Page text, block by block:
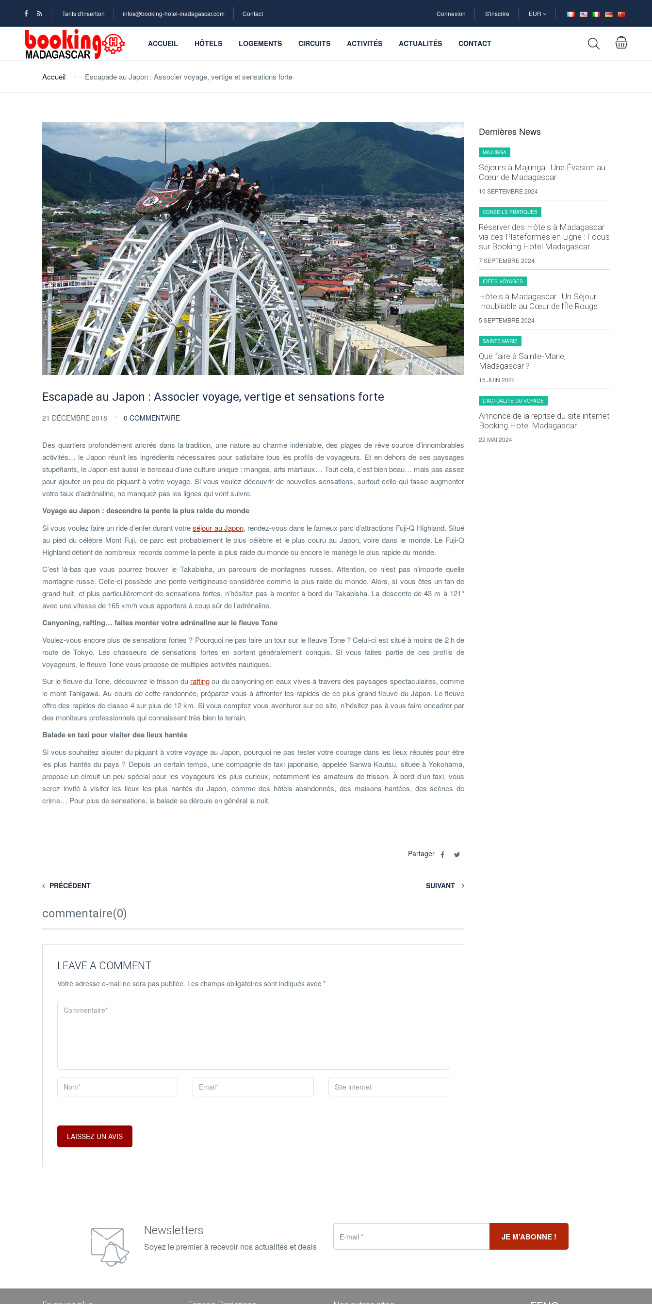
Tarifs d'insertion infos@booking-hotel-madagascar.com Contact Connexion S'inscrire EUR
ACCUEIL HÔTELS LOGEMENTS CIRCUITS ACTIVITÉS ACTUALITÉS CONTACT
Accueil Escapade au Japon : Associer voyage, vertige et sensations forte
Escapade au Japon : Associer voyage, vertige et sensations forte
21 DÉCEMBRE 2018 0 COMMENTAIRE
Des quartiers profondément ancrés dans la tradition, une nature au charme indéniable, des plages de rêve source d’innombrables
activités… le Japon réunit les ingrédients nécessaires pour satisfaire tous les profils de voyageurs. Et en dehors de ses paysages
stupéfiants, le Japon est aussi le berceau d’une culture unique : mangas, arts martiaux… Tout cela, c’est bien beau… mais pas assez
pour ajouter un peu de piquant à votre voyage. Si vous voulez découvrir de nouvelles sensations, surtout celle qui fasse augmenter
votre taux d’adrénaline, ne manquez pas les lignes qui vont suivre.
Voyage au Japon : descendre la pente la plus raide du monde
Si vous voulez faire un ride d’enfer durant votreséjour au Japon, rendez-vous dans le fameux parc d’attractions Fuji-Q Highland. Situé
au pied du célèbre Mont Fuji, ce parc est probablement le plus célèbre et le plus couru au Japon, voire dans le monde. Le Fuji-Q
Highland détient de nombreux records comme la pente la plus raide du monde ou encore le manège le plus rapide du monde.
C’est là-bas que vous pourrez trouver le Takabisha, un parcours de montagnes russes. Attention, ce n’est pas n’importe quelle
montagne russe. Celle-ci possède une pente vertigineuse considérée comme la plus raide du monde. Alors, si vous êtes un fan de
grand huit, et plus particulièrement de sensations fortes, n’hésitez pas à monter à bord du Takabisha. La descente de 43 m à 121°
avec une vitesse de 165 km/h vous apportera à coup sûr de l’adrénaline.
Canyoning, rafting… faites monter votre adrénaline sur le fleuve Tone
Voulez-vous encore plus de sensations fortes ? Pourquoi ne pas faire un tour sur le fleuve Tone ? Celui-ci est situé à moins de 2 h de
route de Tokyo. Les chasseurs de sensations fortes en sortent généralement conquis. Si vous faites partie de ces profils de
voyageurs, le fleuve Tone vous propose de multiples activités nautiques.
Sur le fleuve du Tone, découvrez le frisson du raftingou du canyoning en eaux vives à travers des paysages spectaculaires, comme
le mont Tanigawa. Au cours de cette randonnée, préparez-vous à affronter les rapides de ce plus grand fleuve du Japon. Le fleuve
offre des rapides de classe 4 sur plus de 12 km. Si vous comptez vous aventurer sur ce site, n’hésitez pas à vous faire encadrer par
des moniteurs professionnels qui connaissent très bien le terrain.
Balade en taxi pour visiter des lieux hantés
Si vous souhaitez ajouter du piquant à votre voyage au Japon, pourquoi ne pas tester votre courage dans les lieux réputés pour être
les plus hantés du pays ? Depuis un certain temps, une compagnie de taxi japonaise, appelée Sanwa Koutsu, située à Yokohama,
propose un circuit un peu spécial pour les voyageurs les plus curieux, notamment les amateurs de frisson. À bord d’un taxi, vous
serez invité à visiter les lieux les plus hantés du Japon, comme des hôtels abandonnés, des maisons hantées, des scènes de
crime… Pour plus de sensations, la balade se déroule en général la nuit.
Partager
PRÉCÉDENT SUIVANT
commentaire(0)
LEAVE A COMMENT
Votre adresse e-mail ne sera pas publiée. Les champs obligatoires sont indiqués avec *
Dernières News
MAJUNGA
Séjours à Majunga : Une Évasion au
Cœur de Madagascar
10 SEPTEMBRE 2024
CONSEILS PRATIQUES
Réserver des Hôtels à Madagascar
via des Plateformes en Ligne : Focus
sur Booking Hotel Madagascar
7 SEPTEMBRE 2024
IDÉES VOYAGES
Hôtels à Madagascar : Un Séjour
Inoubliable au Cœur de l’Île Rouge
5 SEPTEMBRE 2024
SAINTE-MARIE
Que faire à Sainte-Marie,
Madagascar ?
15 JUIN 2024
L'ACTUALITÉ DU VOYAGE
Annonce de la reprise du site internet
Booking Hotel Madagascar
22 MAI 2024
Newsletters
Soyez le premier à recevoir nos actualités et deals